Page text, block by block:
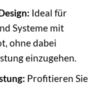
Ideal für
Systeme mit
ohne dabei
einzugehen.
Profitieren Sie